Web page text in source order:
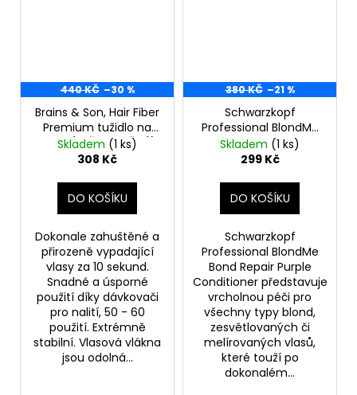
440 KČ –30 %
Brains & Son, Hair Fiber
Premium tužidlo na
vlasy (SVĚTLE HNĚDÁ)
25 g
Skladem (1 ks)
308 Kč
DO KOŠÍKU
Dokonale zahuštěné a
přirozeně vypadající
vlasy za 10 sekund.
Snadné a úsporné
použití díky dávkovači
pro nalití, 50 - 60
použití. Extrémně
stabilní. Vlasová vlákna
jsou odolná...
380 KČ –21 %
Schwarzkopf
Professional BlondMe
Bond Repair Purple
Conditioner 250ml
Skladem (1 ks)
299 Kč
DO KOŠÍKU
Schwarzkopf
Professional BlondMe
Bond Repair Purple
Conditioner představuje
vrcholnou péči pro
všechny typy blond,
zesvětlovaných či
melírovaných vlasů,
které touží po
dokonalém...